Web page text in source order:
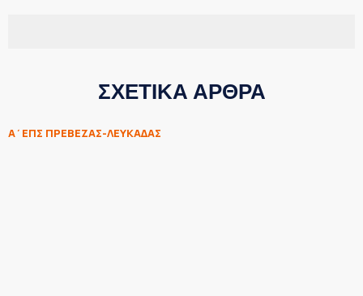
ΣΧΕΤΙΚΑ ΑΡΘΡΑ
Α΄ΕΠΣ ΠΡΕΒΕΖΑΣ-ΛΕΥΚΑΔΑΣ